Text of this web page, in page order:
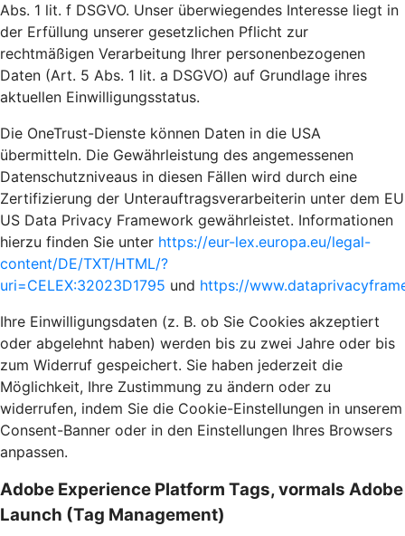
Abs. 1 lit. f DSGVO. Unser überwiegendes Interesse liegt in
der Erfüllung unserer gesetzlichen Pflicht zur
rechtmäßigen Verarbeitung Ihrer personenbezogenen
Daten (Art. 5 Abs. 1 lit. a DSGVO) auf Grundlage ihres
aktuellen Einwilligungsstatus.
Die OneTrust-Dienste können Daten in die USA
übermitteln. Die Gewährleistung des angemessenen
Datenschutzniveaus in diesen Fällen wird durch eine
Zertifizierung der Unterauftragsverarbeiterin unter dem EU
US Data Privacy Framework gewährleistet. Informationen
hierzu finden Sie unter https://eur-lex.europa.eu/legal-
content/DE/TXT/HTML/?
uri=CELEX:32023D1795 und https://
Ihre Einwilligungsdaten (z. B. ob Sie Cookies akzeptiert
oder abgelehnt haben) werden bis zu zwei Jahre oder bis
zum Widerruf gespeichert. Sie haben jederzeit die
Möglichkeit, Ihre Zustimmung zu ändern oder zu
widerrufen, indem Sie die Cookie-Einstellungen in unserem
Consent-Banner oder in den Einstellungen Ihres Browsers
anpassen.
Adobe Experience Platform Tags, vormals Adobe
Launch (Tag Management)